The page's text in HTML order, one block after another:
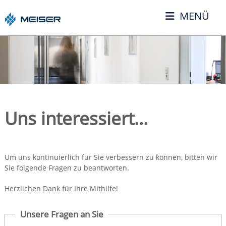
MENÜ
Uns interessiert...
Um uns kontinuierlich für Sie verbessern zu können, bitten wir
Sie folgende Fragen zu beantworten.
Herzlichen Dank für Ihre Mithilfe!
Unsere Fragen an Sie